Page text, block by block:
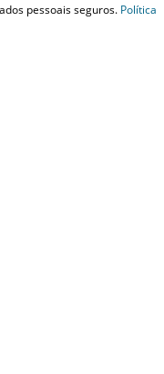
pessoais seguros. Política